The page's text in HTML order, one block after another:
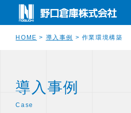
HOME > 導入事例 > 作業環境構築
導入事例
Case